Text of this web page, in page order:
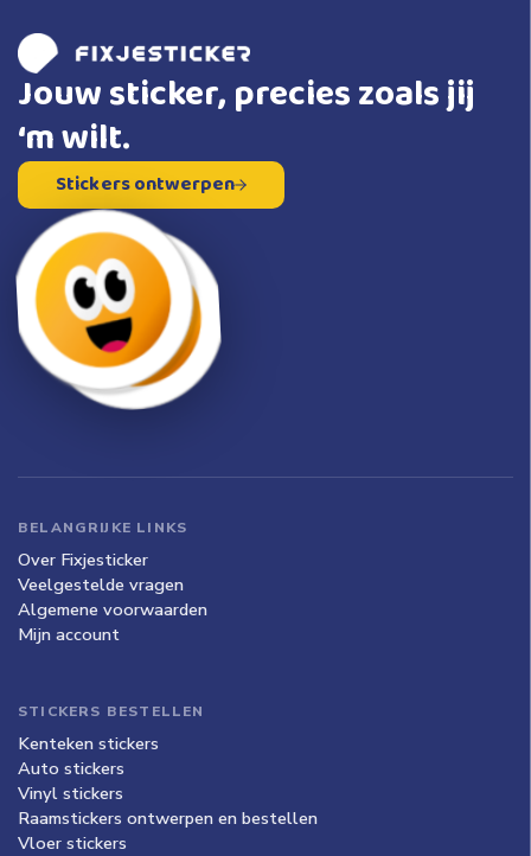
Jouw sticker, precies zoals jij
‘m wilt.
Stickers ontwerpen
BELANGRIJKE LINKS
Over Fixjesticker
Veelgestelde vragen
Algemene voorwaarden
Mijn account
STICKERS BESTELLEN
Kenteken stickers
Auto stickers
Vinyl stickers
Raamstickers ontwerpen en bestellen
Vloer stickers